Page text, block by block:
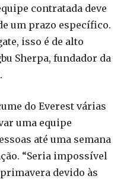
contratada deve
um prazo específico.
isso é de alto
Sherpa, fundador da
do Everest várias
uma equipe
até uma semana
“Seria impossível
devido às